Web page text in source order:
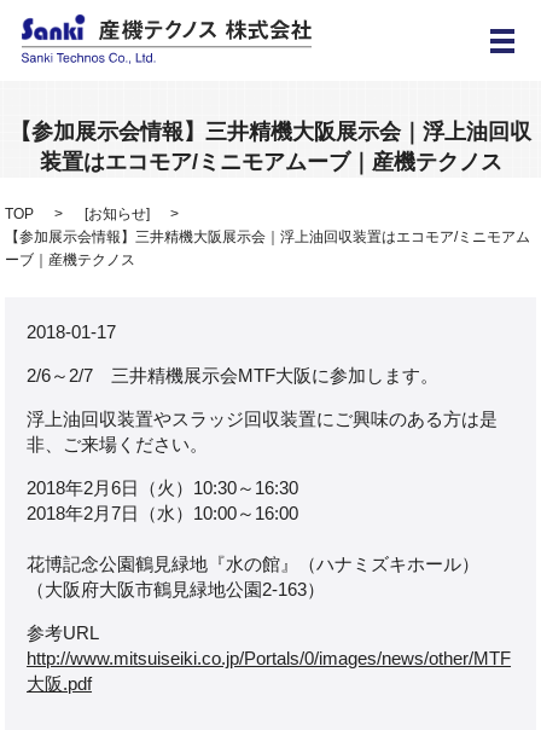
メ
【参加展示会情報】三井精機大阪展示会｜浮上油回収
装置はエコモア/ミニモアムーブ｜産機テクノス
TOP [お知らせ]
【参加展示会情報】三井精機大阪展示会｜浮上油回収装置はエコモア/ミニモアム
ーブ｜産機テクノス
2018-01-17
2/6～2/7 三井精機展示会MTF大阪に参加します。
浮上油回収装置やスラッジ回収装置にご興味のある方は是
非、ご来場ください。
2018年2月6日（火）10:30～16:30
2018年2月7日（水）10:00～16:00
花博記念公園鶴見緑地『水の館』（ハナミズキホール）
（大阪府大阪市鶴見緑地公園2-163）
参考URL
http://www.mitsuiseiki.co.jp/Portals/0/images/news/other/MTF
大阪.pdf